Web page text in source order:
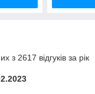
з 2617 відгуків за рік